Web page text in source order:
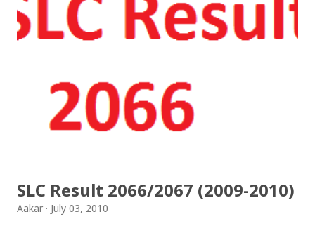
भैलो)- सुरसुधा नोट: यी अपलोड गरिएका गितसंगितहरु व्यावसायिक
प्रायोजनको लागि प्रयोग नगर्न आग्रह गर्दछौँ । इन्टरनेटमा भेटिएका
हौँ । तपाई यदि यी गित संगितको सर्जक हुनुहुन्छ र गित संगित यहाँबाट
हटाउनुपर्ने भए जानकारी गराउनुहोला । फेरी एकपटक शुभ दिपावलीको
हार्दिक मंगलमय शुभकामना व्यक्त गर्दछौँ ।
SLC Result 2066/2067 (2009-2010)
Aakar July 03, 2010